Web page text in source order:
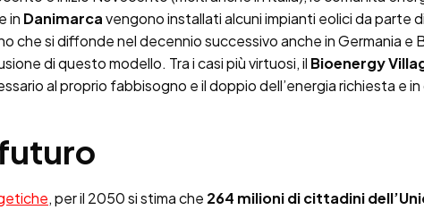
in Danimarcavengono installati alcuni impianti eolici da parte
che si diffonde nel decennio successivo anche in Germania e
di questo modello. Tra i casi più virtuosi, il Bioenergy
al proprio fabbisogno e il doppio dell’energia richiesta e
, per il 2050 si stima che 264 milioni di cittadini